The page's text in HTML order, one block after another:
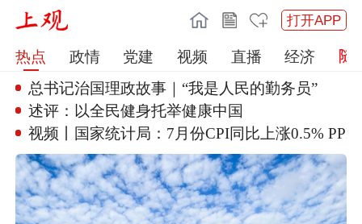
打开APP
热点 政情 党建 视频 直播
经济
总书记治国理政故事｜“我是人民的勤务员”
述评：以全民健身托举健康中国
视频丨国家统计局：7月份CPI同比上涨0.5% PPI